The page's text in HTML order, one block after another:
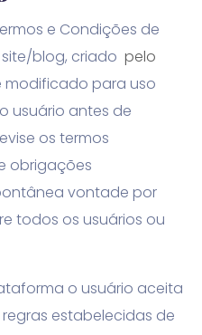
e Condições de
blog, criado pelo
modificado para uso
usuário antes de
os termos
obrigações
vontade por
todos os usuários ou
o usuário aceita
estabelecidas de